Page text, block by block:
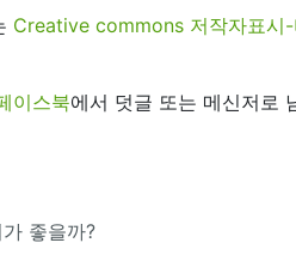
Creative commons 저작자표시
이스북에서 덧글 또는 메신저로
좋을까?